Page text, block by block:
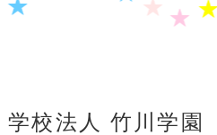
学校法人 竹川学園